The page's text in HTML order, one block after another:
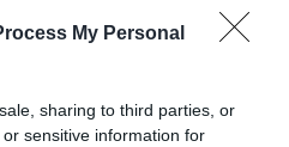
My Personal
sharing to third parties, or
sensitive information for